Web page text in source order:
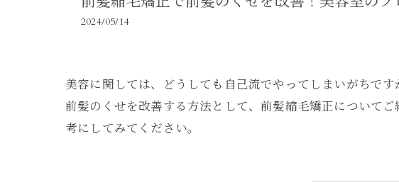
2024/05/14
美容に関しては、どうしても自己流でやってしまいがちで
前髪のくせを改善する方法として、前髪縮毛矯正について
考にしてみてください。